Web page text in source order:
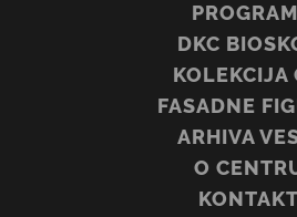
DKC
KOLEKCIJA
FASADNE
ARHIVA
O
KONTAKT